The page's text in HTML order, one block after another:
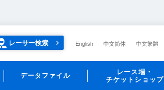
レーサー検索 English 中文简体 中文繁體
データファイル
レース場・
チケットショップ